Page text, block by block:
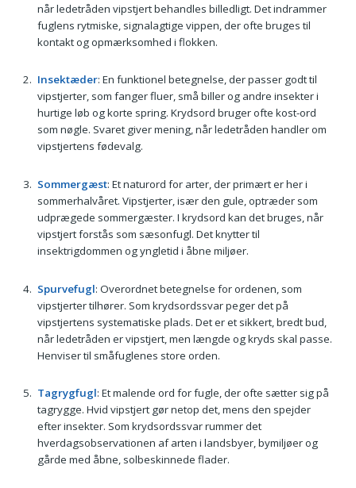
når ledetråden vipstjert behandles billedligt. Det indrammer
fuglens rytmiske, signalagtige vippen, der ofte bruges til
kontakt og opmærksomhed i flokken.
Insektæder: En funktionel betegnelse, der passer godt til
vipstjerter, som fanger fluer, små biller og andre insekter i
hurtige løb og korte spring. Krydsord bruger ofte kost-ord
som nøgle. Svaret giver mening, når ledetråden handler om
vipstjertens fødevalg.
Sommergæst: Et naturord for arter, der primært er her i
sommerhalvåret. Vipstjerter, især den gule, optræder som
udprægede sommergæster. I krydsord kan det bruges, når
vipstjert forstås som sæsonfugl. Det knytter til
insektrigdommen og yngletid i åbne miljøer.
Spurvefugl: Overordnet betegnelse for ordenen, som
vipstjerter tilhører. Som krydsordssvar peger det på
vipstjertens systematiske plads. Det er et sikkert, bredt bud,
når ledetråden er vipstjert, men længde og kryds skal passe.
Henviser til småfuglenes store orden.
Tagrygfugl: Et malende ord for fugle, der ofte sætter sig på
tagrygge. Hvid vipstjert gør netop det, mens den spejder
efter insekter. Som krydsordssvar rummer det
hverdagsobservationen af arten i landsbyer, bymiljøer og
gårde med åbne, solbeskinnede flader.